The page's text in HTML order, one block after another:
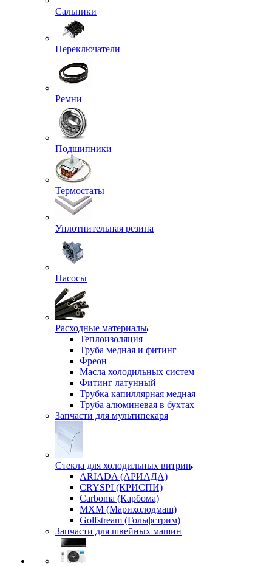
Сальники
Переключатели
Ремни
Подшипники
Термостаты
Уплотнительная резина
Насосы
Расходные материалы
Теплоизоляция
Труба медная и фитинг
Фреон
Масла холодильных систем
Фитинг латунный
Трубка капиллярная медная
Труба алюминевая в бухтах
Запчасти для мультипекаря
Стекла для холодильных витрин
ARIADA (АРИАДА)
CRYSPI (КРИСПИ)
Carboma (Карбома)
MXM (Марихолодмаш)
Golfstream (Гольфстрим)
Запчасти для швейных машин